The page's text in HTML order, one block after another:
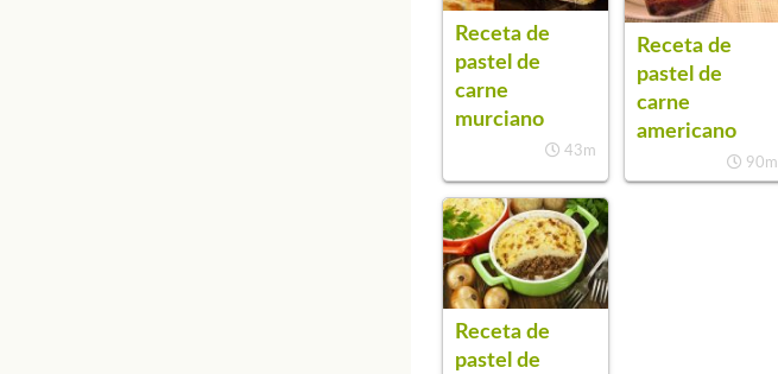
Receta de
pastel de
carne
murciano
43m
Receta de
pastel de
carne
americano
90m
Receta de
pastel de